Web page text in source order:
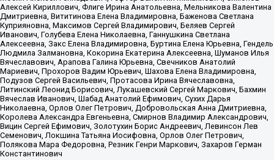
Алексей Кириллович, Флиге Ирина Анатольевна, Мельникова Валентина
Дмитриевна, Вититинова Елена Владимировна, Баженова Светлана
Куприяновна, Максимов Сергей Владимирович, Беляев Сергей
Иванович, Голубева Елена Николаевна, Ганнушкина Светлана
Алексеевна, Закс Елена Владимировна, Буртина Елена Юрьевна, Гендель
Людмила Залмановна, Кокорина Екатерина Алексеевна, Шуманов Илья
Вячеславович, Арапова Галина Юрьевна, Свечников Анатолий
Мариевич, Прохоров Вадим Юрьевич, Шахова Елена Владимировна,
Подузов Сергей Васильевич, Протасова Ирина Вячеславовна,
Литинский Леонид Борисович, Лукашевский Сергей Маркович, Бахмин
Вячеслав Иванович, Шабад Анатолий Ефимович, Сухих Дарья
Николаевна, Орлов Олег Петрович, Добровольская Анна Дмитриевна,
Королева Александра Евгеньевна, Смирнов Владимир Александрович,
Вицин Сергей Ефимович, Золотухин Борис Андреевич, Левинсон Лев
Семенович, Локшина Татьяна Иосифовна, Орлов Олег Петрович,
Полякова Мара Федоровна, Резник Генри Маркович, Захаров Герман
Константинович